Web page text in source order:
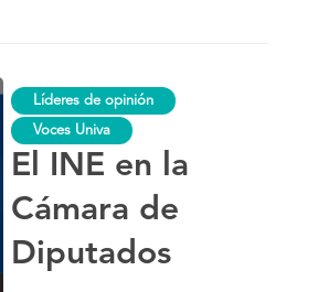
El
INE
en
la
Cámara
de
Diputados
Líderes de opinión
Voces Univa
El INE en la
Cámara de
Diputados